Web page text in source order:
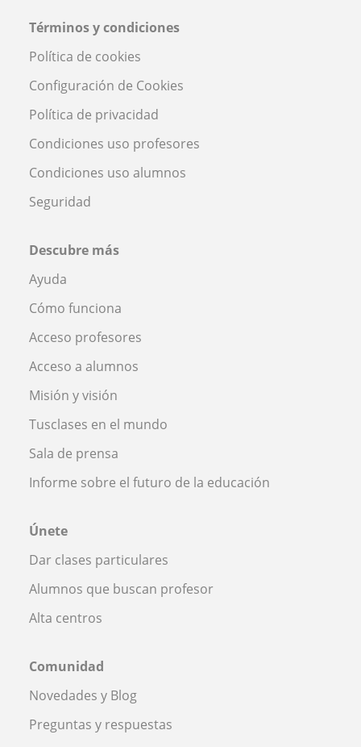
Términos y condiciones
Política de cookies
Configuración de Cookies
Política de privacidad
Condiciones uso profesores
Condiciones uso alumnos
Seguridad
Descubre más
Ayuda
Cómo funciona
Acceso profesores
Acceso a alumnos
Misión y visión
Tusclases en el mundo
Sala de prensa
Informe sobre el futuro de la educación
Únete
Dar clases particulares
Alumnos que buscan profesor
Alta centros
Comunidad
Novedades y Blog
Preguntas y respuestas